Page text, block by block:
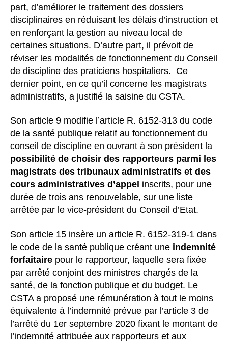
part, d’améliorer le traitement des dossiers
disciplinaires en réduisant les délais d’instruction et
en renforçant la gestion au niveau local de
certaines situations. D’autre part, il prévoit de
réviser les modalités de fonctionnement du Conseil
de discipline des praticiens hospitaliers. Ce
dernier point, en ce qu’il concerne les magistrats
administratifs, a justifié la saisine du CSTA.
Son article 9 modifie l’article R. 6152-313 du code
de la santé publique relatif au fonctionnement du
conseil de discipline en ouvrant à son président la
possibilité de choisir des rapporteurs parmi les
magistrats des tribunaux administratifs et des
cours administratives d’appel inscrits, pour une
durée de trois ans renouvelable, sur une liste
arrêtée par le vice-président du Conseil d’Etat.
Son article 15 insère un article R. 6152-319-1 dans
le code de la santé publique créant une indemnité
forfaitaire pour le rapporteur, laquelle sera fixée
par arrêté conjoint des ministres chargés de la
santé, de la fonction publique et du budget. Le
CSTA a proposé une rémunération à tout le moins
équivalente à l’indemnité prévue par l’article 3 de
l’arrêté du 1er septembre 2020 fixant le montant de
l’indemnité attribuée aux rapporteurs et aux